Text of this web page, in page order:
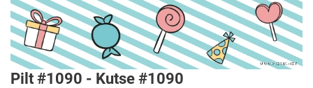
Pilt #1090 - Kutse #1090